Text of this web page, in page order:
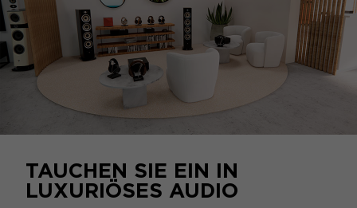
TAUCHEN SIE EIN IN
LUXURIÖSES AUDIO